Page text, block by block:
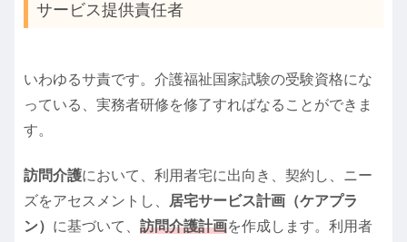
サービス提供責任者
いわゆるサ責です。介護福祉国家試験の受験資格にな
っている、実務者研修を修了すればなることができま
す。
訪問介護において、利用者宅に出向き、契約し、ニー
ズをアセスメントし、
居宅サービス計画（ケアプラ
ン） に基づいて、 訪問介護計画を作成します。利用者